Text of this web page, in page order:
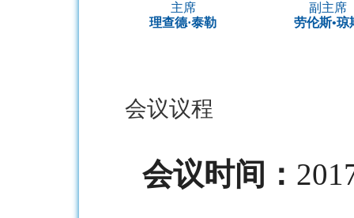
主席
理查德·泰勒
副主席
劳伦斯•琼
会议议程
会议时间：